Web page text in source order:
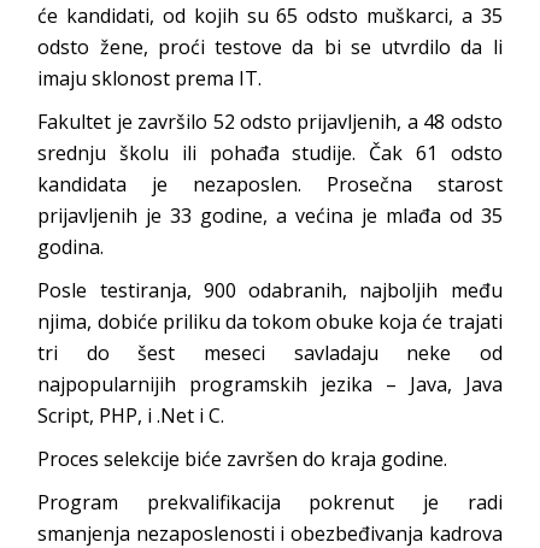
će kandidati, od kojih su 65 odsto muškarci, a 35
odsto žene, proći testove da bi se utvrdilo da li
imaju sklonost prema IT.
Fakultet je završilo 52 odsto prijavljenih, a 48 odsto
srednju školu ili pohađa studije. Čak 61 odsto
kandidata je nezaposlen. Prosečna starost
prijavljenih je 33 godine, a većina je mlađa od 35
godina.
Posle testiranja, 900 odabranih, najboljih među
njima, dobiće priliku da tokom obuke koja će trajati
tri do šest meseci savladaju neke od
najpopularnijih programskih jezika – Java, Java
Script, PHP, i .Net i C.
Proces selekcije biće završen do kraja godine.
Program prekvalifikacija pokrenut je radi
smanjenja nezaposlenosti i obezbeđivanja kadrova